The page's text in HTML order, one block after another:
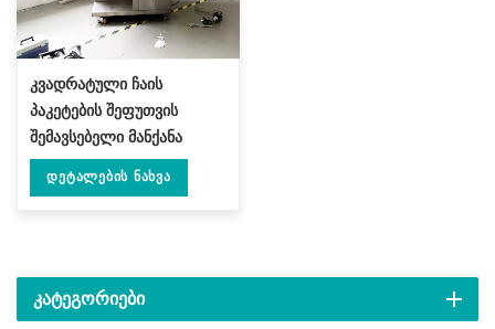
კვადრატული ჩაის
პაკეტების შეფუთვის
შემავსებელი მანქანა
ძაფით და ეტიკეტით DL-
LSDP-XB
Დეტალების Ნახვა
ᲙᲐᲢᲔᲒᲝᲠᲘᲔᲑᲘ